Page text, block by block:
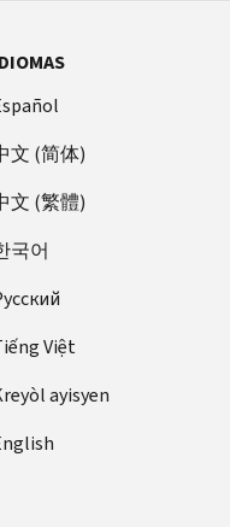
文 (简体)
文 (繁體)
국어
Việt
ayisyen